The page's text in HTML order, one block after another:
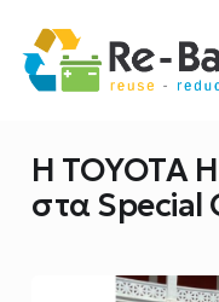
Η TOYOTA
στα Special